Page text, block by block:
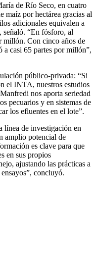
de Río Seco, en cuatro
maíz por hectárea gracias al
adicionales equivalen a
señaló. “En fósforo, al
millón. Con cinco años de
a casi 65 partes por millón”,
público-privada: “Si
el INTA, nuestros estudios
nos aporta seriedad
pecuarios y en sistemas de
los efluentes en el lote”.
línea de investigación en
amplio potencial de
es clave para que
en sus propios
ajustando las prácticas a
concluyó.